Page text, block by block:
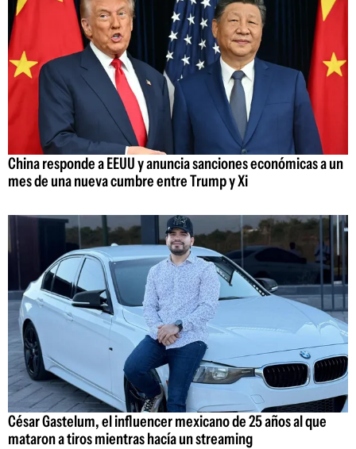
China responde a EEUU y anuncia sanciones económicas a un
mes de una nueva cumbre entre Trump y Xi
César Gastelum, el influencer mexicano de 25 años al que
mataron a tiros mientras hacía un streaming